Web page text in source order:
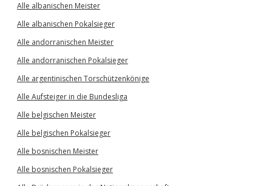
Alle albanischen Meister
Alle albanischen Pokalsieger
Alle andorranischen Meister
Alle andorranischen Pokalsieger
Alle argentinischen Torschützenkönige
Alle Aufsteiger in die Bundesliga
Alle belgischen Meister
Alle belgischen Pokalsieger
Alle bosnischen Meister
Alle bosnischen Pokalsieger